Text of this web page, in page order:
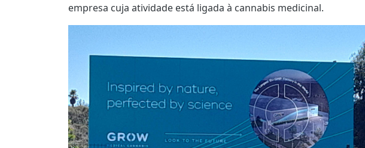
empresa cuja atividade está ligada à cannabis medicinal.